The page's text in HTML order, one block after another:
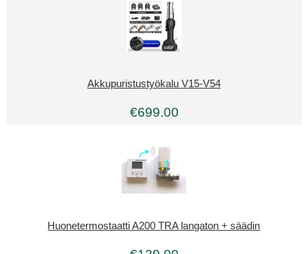
Akkupuristustyökalu V15-V54
€699.00
Huonetermostaatti A200 TRA langaton + säädin